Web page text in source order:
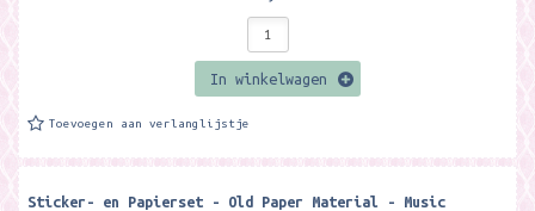
In winkelwagen
Toevoegen aan verlanglijstje
Sticker- en Papierset - Old Paper Material - Music